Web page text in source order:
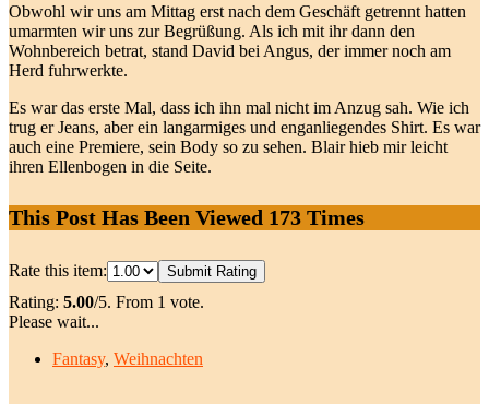
Obwohl wir uns am Mittag erst nach dem Geschäft getrennt hatten
umarmten wir uns zur Begrüßung. Als ich mit ihr dann den
Wohnbereich betrat, stand David bei Angus, der immer noch am
Herd fuhrwerkte.
Es war das erste Mal, dass ich ihn mal nicht im Anzug sah. Wie ich
trug er Jeans, aber ein langarmiges und enganliegendes Shirt. Es war
auch eine Premiere, sein Body so zu sehen. Blair hieb mir leicht
ihren Ellenbogen in die Seite.
This Post Has Been Viewed 173 Times
Rate this item: Submit Rating
Rating: 5.00/5. From 1 vote.
Please wait...
Fantasy, Weihnachten